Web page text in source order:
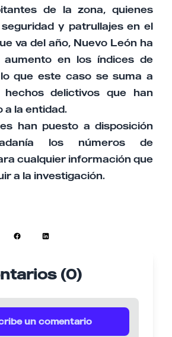
de la zona, quienes
y patrullajes en el
va del año, Nuevo León ha
aumento en los índices de
que este caso se suma a
delictivos que han
a la entidad.
han puesto a disposición
los números de
cualquier información que
a la investigación.
(0)
un comentario